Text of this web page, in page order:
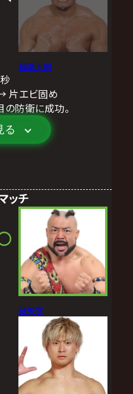
稲葉大樹
片エビ固め
防衛に成功。
る
ッチ
征矢学